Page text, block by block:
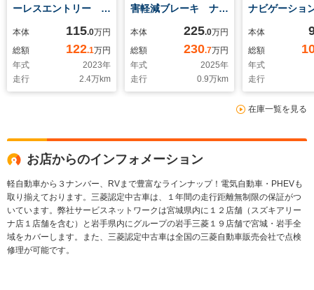
ーレスエントリー ス
スプレイオーディオ
シートヒーター バニ
ティミラー付きサンバ
イザー ベンチシー
ト アームレスト プ
本体 115.0万円
総額
122.1万円
年式
2023年
走行
2.4万km
害軽減ブレーキ ナビ
メラ ETC車載器 元
レンタカー 両側電動
スライドドア マイパ
イロット ヒルディセ
ントコントロール ス
ュレーター
本体 225.0万円
総額
230.7万円
年式
2025年
走行
0.9万km
ナビゲーショ
スマートキー
ュスタート
イド片側電動
ドア ETC車
ラズマクラス
リアサーキュ
本体
総額
年式
走行
在庫一覧を見る
お店からのインフォメーション
軽自動車から３ナンバー、RVまで豊富なラインナップ！電気自動車・PHEVも
取り揃えております。三菱認定中古車は、１年間の走行距離無制限の保証がつ
いています。弊社サービスネットワークは宮城県内に１２店舗（スズキアリー
ナ店１店舗を含む）と岩手県内にグループの岩手三菱１９店舗で宮城・岩手全
域をカバーします。また、三菱認定中古車は全国の三菱自動車販売会社で点検
修理が可能です。